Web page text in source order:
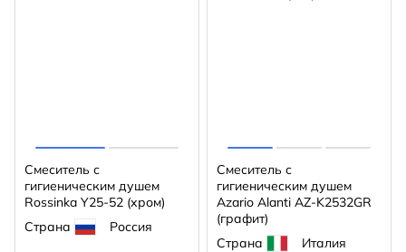
Смеситель с
гигиеническим душем
Rossinka Y25-52 (хром)
Страна
Россия
Смеситель с
гигиеническим душем
Azario Alanti AZ-K2532GR
(графит)
Страна
Италия